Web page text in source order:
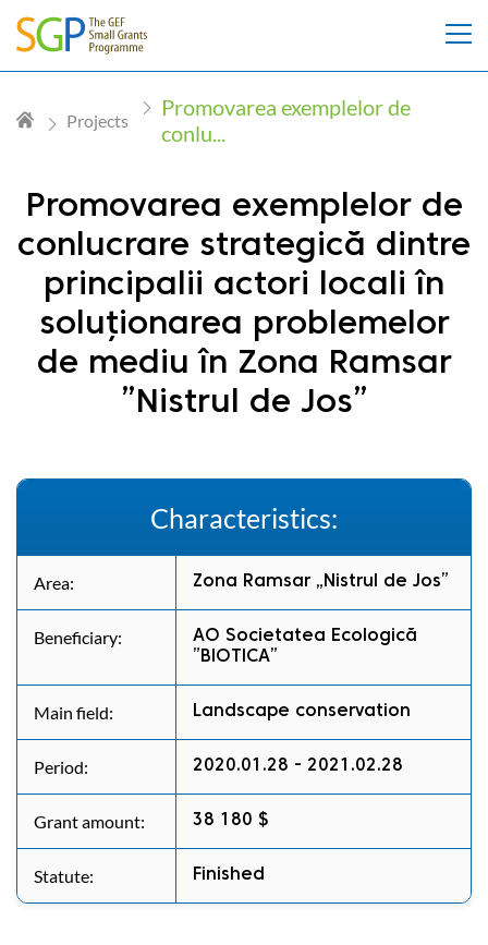
Projects
Promovarea exemplelor de
conlu...
Promovarea exemplelor de
conlucrare strategică dintre
principalii actori locali în
soluționarea problemelor
de mediu în Zona Ramsar
”Nistrul de Jos”
Characteristics:
Area: Zona Ramsar „Nistrul de Jos”
Beneficiary:
AO Societatea Ecologică
”BIOTICA”
Main field: Landscape conservation
Period: 2020.01.28 - 2021.02.28
Grant amount: 38 180 $
Statute: Finished